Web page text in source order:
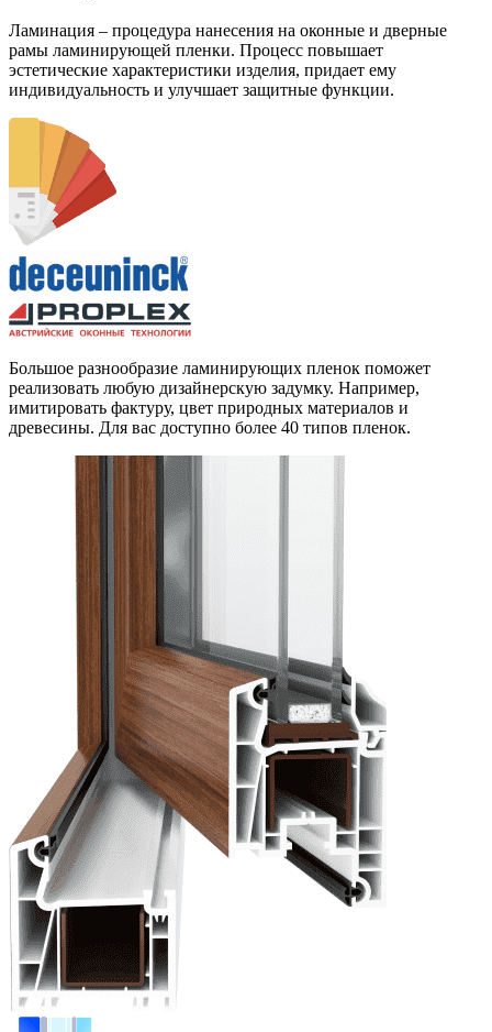
Ламинация – процедура нанесения на оконные и дверные
рамы ламинирующей пленки. Процесс повышает
эстетические характеристики изделия, придает ему
индивидуальность и улучшает защитные функции.
Большое разнообразие ламинирующих пленок поможет
реализовать любую дизайнерскую задумку. Например,
имитировать фактуру, цвет природных материалов и
древесины. Для вас доступно более 40 типов пленок.